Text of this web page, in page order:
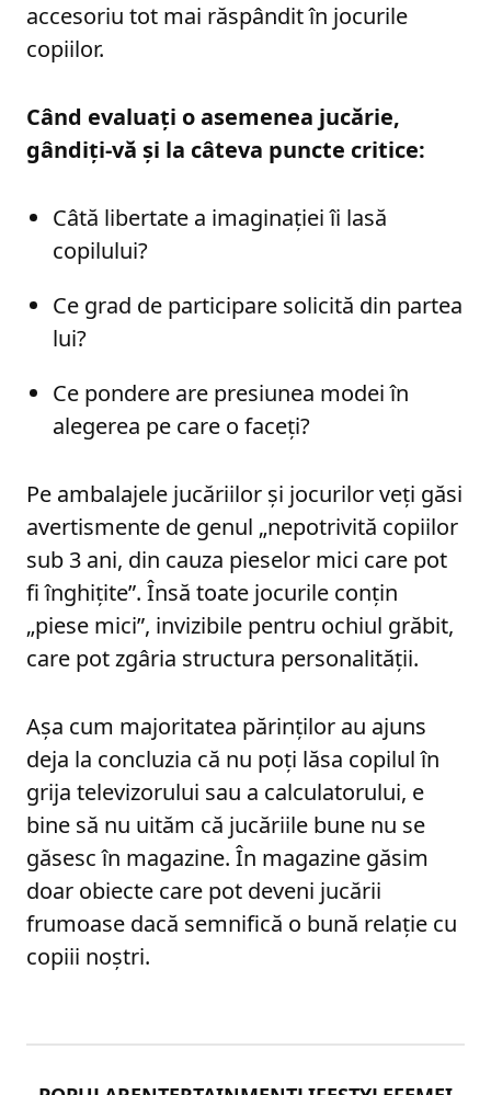
accesoriu tot mai răspândit în jocurile
copiilor.
Când evaluați o asemenea jucărie,
gândiți-vă și la câteva puncte critice:
Câtă libertate a imaginației îi lasă
copilului?
Ce grad de participare solicită din partea
lui?
Ce pondere are presiunea modei în
alegerea pe care o faceți?
Pe ambalajele jucăriilor și jocurilor veți găsi
avertismente de genul „nepotrivită copiilor
sub 3 ani, din cauza pieselor mici care pot
fi înghițite”. Însă toate jocurile conțin
„piese mici”, invizibile pentru ochiul grăbit,
care pot zgâria structura personalității.
Așa cum majoritatea părinților au ajuns
deja la concluzia că nu poți lăsa copilul în
grija televizorului sau a calculatorului, e
bine să nu uităm că jucăriile bune nu se
găsesc în magazine. În magazine găsim
doar obiecte care pot deveni jucării
frumoase dacă semnifică o bună relație cu
copiii noștri.